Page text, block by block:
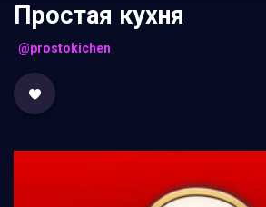
Простая кухня
@prostokichen